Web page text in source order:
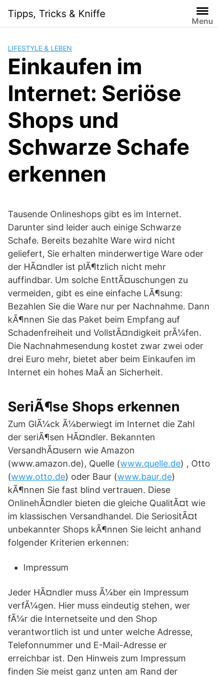
content
Tipps, Tricks & Kniffe
Menu
LIFESTYLE & LEBEN
Einkaufen im
Internet: Seriöse
Shops und
Schwarze Schafe
erkennen
Tausende Onlineshops gibt es im Internet.
Darunter sind leider auch einige Schwarze
Schafe. Bereits bezahlte Ware wird nicht
geliefert, Sie erhalten minderwertige Ware oder
der HÃ¤ndler ist plÃ¶tzlich nicht mehr
auffindbar. Um solche EnttÃ¤uschungen zu
vermeiden, gibt es eine einfache LÃ¶sung:
Bezahlen Sie die Ware nur per Nachnahme. Dann
kÃ¶nnen Sie das Paket beim Empfang auf
Schadenfreiheit und VollstÃ¤ndigkeit prÃ¼fen.
Die Nachnahmesendung kostet zwar zwei oder
drei Euro mehr, bietet aber beim Einkaufen im
Internet ein hohes MaÃ an Sicherheit.
SeriÃ¶se Shops erkennen
Zum GlÃ¼ck Ã¼berwiegt im Internet die Zahl
der seriÃ¶sen HÃ¤ndler. Bekannten
VersandhÃ¤usern wie Amazon
(www.amazon.de), Quelle (www.quelle.de) , Otto
(www.otto.de) oder Baur (www.baur.de)
kÃ¶nnen Sie fast blind vertrauen. Diese
OnlinehÃ¤ndler bieten die gleiche QualitÃ¤t wie
im klassischen Versandhandel. Die SeriositÃ¤t
unbekannter Shops kÃ¶nnen Sie leicht anhand
folgender Kriterien erkennen:
Impressum
Jeder HÃ¤ndler muss Ã¼ber ein Impressum
verfÃ¼gen. Hier muss eindeutig stehen, wer
fÃ¼r die Internetseite und den Shop
verantwortlich ist und unter welche Adresse,
Telefonnummer und E-Mail-Adresse er
erreichbar ist. Den Hinweis zum Impressum
finden Sie meist ganz unten am Rand der